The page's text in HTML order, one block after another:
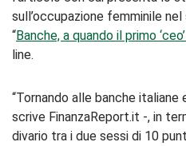
sull’occupazione femminile
“Banche, a quando il primo
line.
“Tornando alle banche
scrive FinanzaReport.it -, in
divario tra i due sessi di 10